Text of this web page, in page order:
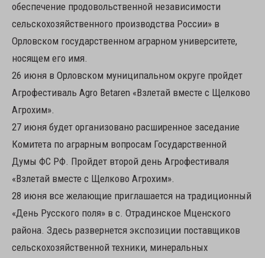
обеспечение продовольственной независимости
сельскохозяйственного производства России» в
Орловском государственном аграрном университете,
носящем его имя.
26 июня в Орловском муниципальном округе пройдет
Агрофестиваль Agro Betaren «Взлетай вместе с Щелково
Агрохим».
27 июня будет организовано расширенное заседание
Комитета по аграрным вопросам Государственной
Думы ФС РФ. Пройдет второй день Агрофестиваля
«Взлетай вместе с Щелково Агрохим».
28 июня все желающие приглашается на традиционный
«День Русского поля» в с. Отрадинское Мценского
района. Здесь развернется экспозиции поставщиков
сельскохозяйственной техники, минеральных